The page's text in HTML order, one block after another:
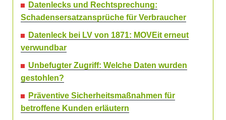
Datenlecks und Rechtsprechung:
Schadensersatzansprüche für Verbraucher
Datenleck bei LV von 1871: MOVEit erneut
verwundbar
Unbefugter Zugriff: Welche Daten wurden
gestohlen?
Präventive Sicherheitsmaßnahmen für
betroffene Kunden erläutern